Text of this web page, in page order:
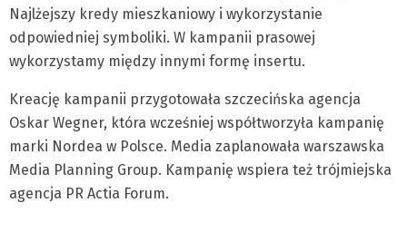
Najlżejszy kredy mieszkaniowy i wykorzystanie
odpowiedniej symboliki. W kampanii prasowej
wykorzystamy między innymi formę insertu.
Kreację kampanii przygotowała szczecińska agencja
Oskar Wegner, która wcześniej współtworzyła kampanię
marki Nordea w Polsce. Media zaplanowała warszawska
Media Planning Group. Kampanię wspiera też trójmiejska
agencja PR Actia Forum.